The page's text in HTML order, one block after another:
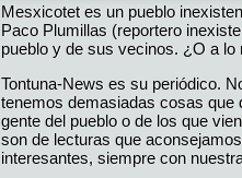
Mesxicotet es un pueblo
Paco Plumillas (reportero
pueblo y de sus vecinos. ¿O a
Tontuna-News es su periódico.
tenemos demasiadas cosas que
gente del pueblo o de los que
son de lecturas que
interesantes, siempre con